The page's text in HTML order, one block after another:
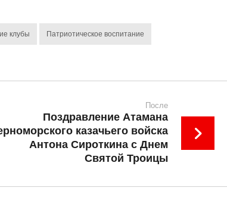
клубы Патриотическое воспитание
После
Поздравление Атамана
казачьего войска
Антона Сироткина с Днем
Святой Троицы